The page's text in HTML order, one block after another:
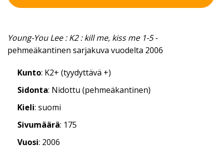
Young-You Lee : K2 : kill me, kiss me 1-5-
pehmeäkantinen sarjakuva vuodelta 2006
Kunto: K2+ (tyydyttävä +)
Sidonta: Nidottu (pehmeäkantinen)
Kieli: suomi
Sivumäärä: 175
Vuosi: 2006